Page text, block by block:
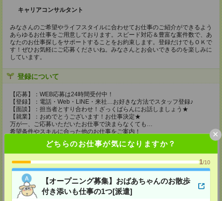
どちらのお仕事が気になりますか？
1/10
【オープニング募集】おばあちゃんのお散歩
付き添いも仕事の1つ[派遣]
×
キャリアコンサルタント
みなさんのご希望やライフスタイルに合わせてお仕事のご紹介ができるよう
あらゆるお仕事をご用意しております。スピード対応＆豊富な案件数で、あ
なたのお仕事探しをサポートすることをお約束します。登録だけでもＯＫで
す！ぜひお気軽にご応募くださいね。みなさんとお会いできるのを楽しみに
しています。
登録について
【応募】：WEB応募は24時間受付中！
【登録】：電話・Web・LINE・来社…お好きな方法でスタッフ登録♪
【面談】：担当者とすり合わせ！ざっくばらんにお話しましょう★
【就業】：おめでとうございます！お仕事決定★
万が一、ご応募いただいたお仕事で決まらなくても…
希望条件やスキルに合った他のお仕事をご案内！
～LINEでのスタッフ登録もOK～
応募後、LINEアカウントの友達登録URLをお送りします★
登録場所
【MD北九州支店】
〒802-0003